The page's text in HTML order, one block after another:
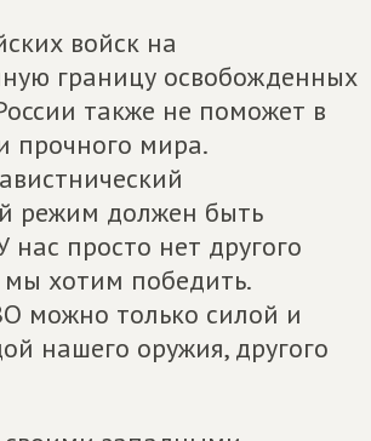
войск на
границу освобожденных
также не поможет в
прочного мира.
режим должен быть
нас просто нет другого
хотим победить.
можно только силой и
нашего оружия, другого